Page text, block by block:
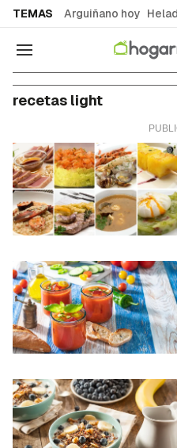
TEMAS Arguiñano hoy
Navegación
recetas light